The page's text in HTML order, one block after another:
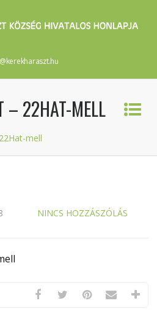
– 22HAT-MELL
mell
NINCS HOZZÁSZÓLÁS